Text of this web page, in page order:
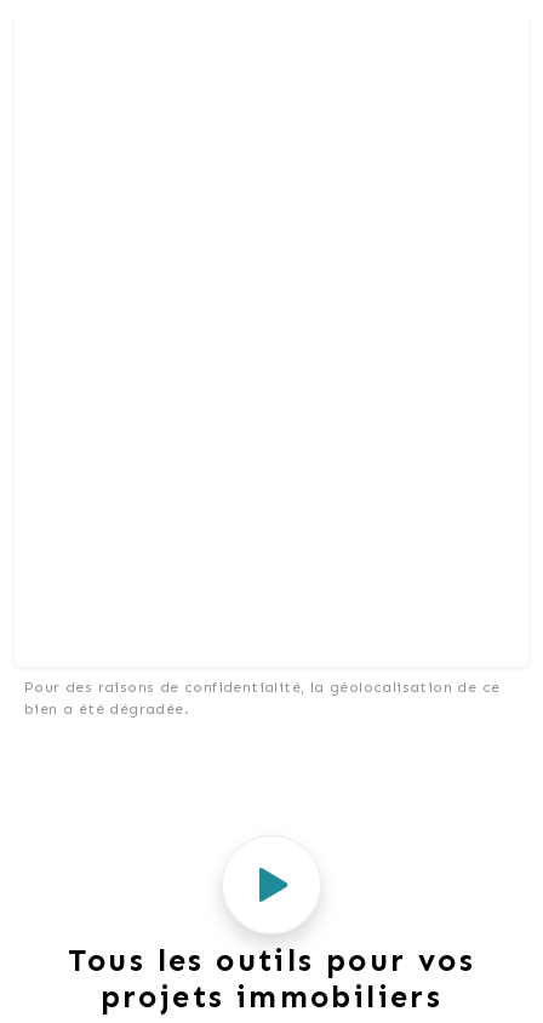
Pour des raisons de confidentialité, la géolocalisation de ce
bien a été dégradée.
Tous les outils pour vos
projets immobiliers